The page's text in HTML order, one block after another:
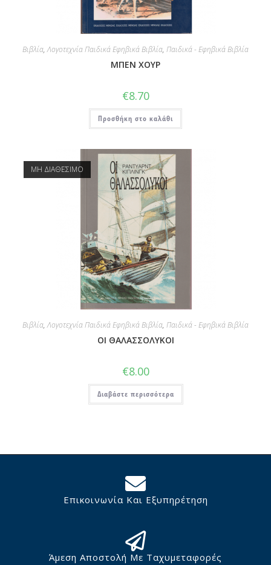
Βιβλία,Λογοτεχνία Παιδικά Εφηβικά Βιβλία, Παιδικά - Εφηβικά Βιβλία
ΜΠΕΝ ΧΟΥΡ
€8.70
Προσθήκη στο καλάθι
ΜΗ ΔΙΑΘΕΣΙΜΟ
Βιβλία,Λογοτεχνία Παιδικά Εφηβικά Βιβλία, Παιδικά - Εφηβικά Βιβλία
ΟΙ ΘΑΛΑΣΣΟΛΥΚΟΙ
€8.00
Διαβάστε περισσότερα
Επικοινωνία Και Εξυπηρέτηση
Άμεση Αποστολή Με Ταχυμεταφορές